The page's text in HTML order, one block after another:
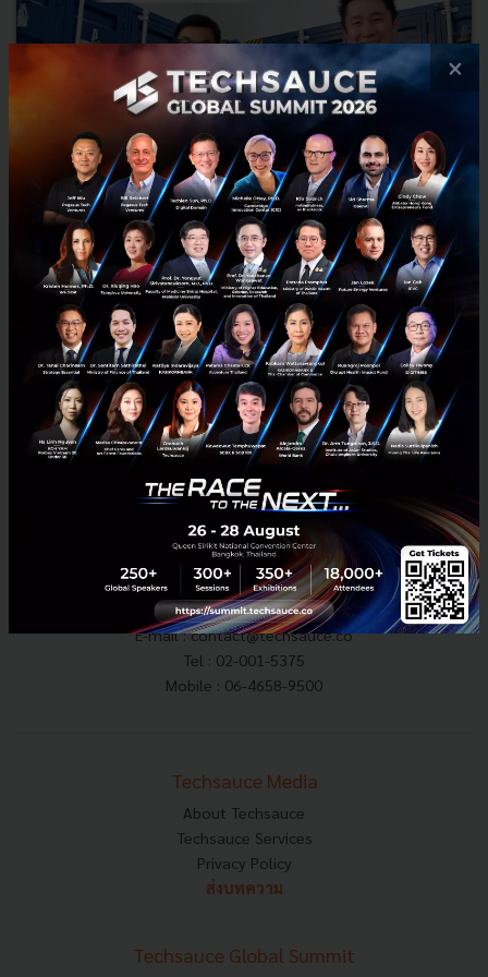
MOLOG สตาร์ทอัพ LogisTech ฝีมือคนไทย คว้าเงินระดมทุน
รอบ Seed จาก N-Vest Venture
MOLOG สตาร์ทอัพ LogisTech ฝีมือคนไทย คว้าเงินระดมทุนรอบ Seed
จาก N-Vest Venture โดยมีแผนจะนำเงินทุนมาพัฒนาแพลตฟอร์มและ
การบริการลูกค้าของเราให้เข้าแข่งขันในตลาดอย่างเต็มตัว และเริ่ม...
มีนาคม 4, 2022 | ByTechsauce Team
News MOLOG LogisTech Series Seed n-vest-venture
E-mail :contact@techsauce.co
Tel : 02-001-5375
Mobile : 06-4658-9500
Techsauce Media
About Techsauce
Techsauce Services
Privacy Policy
ส่งบทความ
Techsauce Global Summit
×